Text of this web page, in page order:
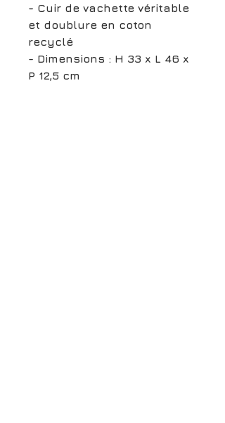
- Cuir de vachette véritable
et doublure en coton
recyclé
- Dimensions : H 33 x L 46 x
P 12,5 cm